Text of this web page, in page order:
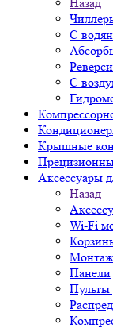
С
С
Крышные
Аксессуары
Назад
Wi-Fi
Панели
Пульты